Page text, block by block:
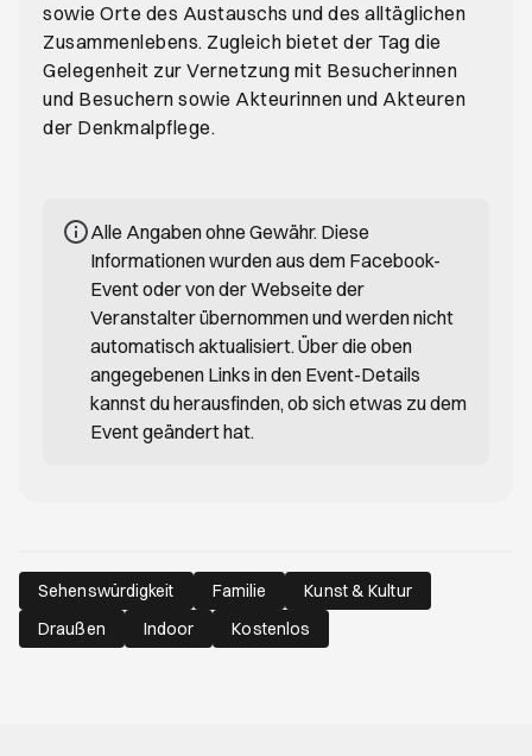
sowie Orte des Austauschs und des alltäglichen
Zusammenlebens. Zugleich bietet der Tag die
Gelegenheit zur Vernetzung mit Besucherinnen
und Besuchern sowie Akteurinnen und Akteuren
der Denkmalpflege.
Alle Angaben ohne Gewähr. Diese
Informationen wurden aus dem Facebook-
Event oder von der Webseite der
Veranstalter übernommen und werden nicht
automatisch aktualisiert. Über die oben
angegebenen Links in den Event-Details
kannst du herausfinden, ob sich etwas zu dem
Event geändert hat.
Sehenswürdigkeit Familie
Kunst & Kultur
Draußen
Indoor Kostenlos